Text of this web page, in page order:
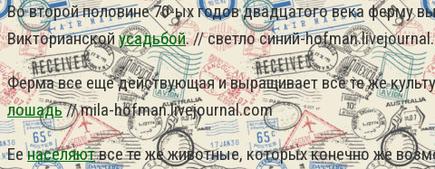
Во второй половине 70-ых годов двадцатого века ферму
Викторианской усадьбой. // светло синий-
Ферма все еще действующая и выращивает все те же
лошадь// mila-hofman.livejournal.com
Еенаселяютвсе те же животные, которых конечно же